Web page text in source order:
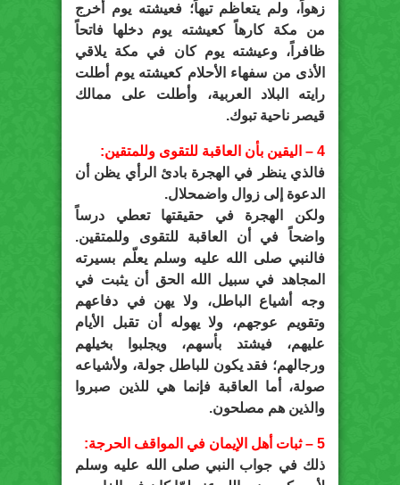
زهواً، ولم يتعاظم تيهاً؛ فعيشته يوم أخرج
من مكة كارهاً كعيشته يوم دخلها فاتحاً
ظافراً، وعيشته يوم كان في مكة يلاقي
الأذى من سفهاء الأحلام كعيشته يوم أطلت
رايته البلاد العربية، وأطلت على ممالك
قيصر ناحية تبوك.
4 – اليقين بأن العاقبة للتقوى وللمتقين:
فالذي ينظر في الهجرة بادئ الرأي يظن أن
الدعوة إلى زوال واضمحلال.
ولكن الهجرة في حقيقتها تعطي درساً
واضحاً في أن العاقبة للتقوى وللمتقين.
فالنبي صلى الله عليه وسلم يعلّم بسيرته
المجاهد في سبيل الله الحق أن يثبت في
وجه أشياع الباطل، ولا يهن في دفاعهم
وتقويم عوجهم، ولا يهوله أن تقبل الأيام
عليهم، فيشتد بأسهم، ويجلبوا بخيلهم
ورجالهم؛ فقد يكون للباطل جولة، ولأشياعه
صولة، أما العاقبة فإنما هي للذين صبروا
والذين هم مصلحون.
5 – ثبات أهل الإيمان في المواقف الحرجة:
ذلك في جواب النبي صلى الله عليه وسلم